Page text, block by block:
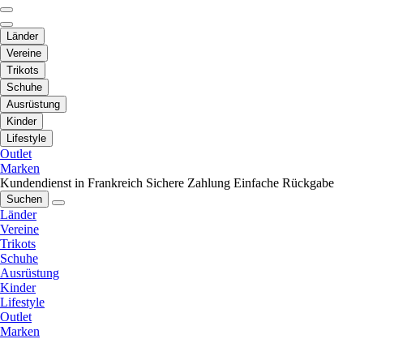
Länder
Vereine
Trikots
Schuhe
Ausrüstung
Kinder
Lifestyle
Outlet
Marken
Kundendienst in Frankreich Sichere Zahlung Einfache Rückgabe
Suchen
Länder
Vereine
Trikots
Schuhe
Ausrüstung
Kinder
Lifestyle
Outlet
Marken